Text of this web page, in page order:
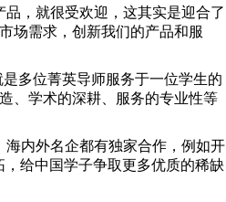
，就很受欢迎，这其实是迎合了
场需求，创新我们的产品和服
多位菁英导师服务于一位学生的
、学术的深耕、服务的专业性等
内外名企都有独家合作，例如开
给中国学子争取更多优质的稀缺